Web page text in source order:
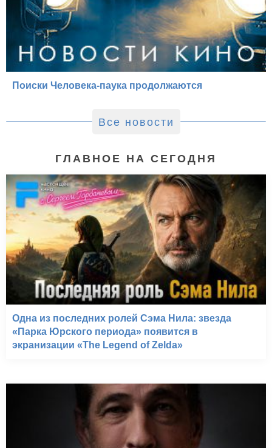
Поиски Человека-паука продолжаются
Все новости
ГЛАВНОЕ НА СЕГОДНЯ
Одна из последних ролей Сэма Нила: звезда
«Парка Юрского периода» появится в
экранизации «The Legend of Zelda»